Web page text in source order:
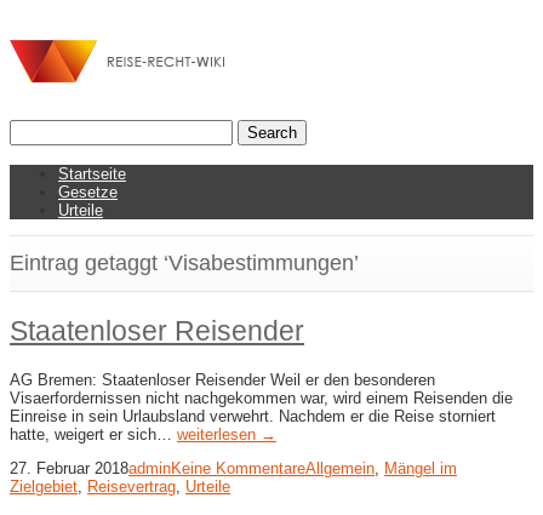
Startseite
Gesetze
Urteile
Eintrag getaggt ‘Visabestimmungen’
Staatenloser Reisender
AG Bremen: Staatenloser Reisender Weil er den besonderen
Visaerfordernissen nicht nachgekommen war, wird einem Reisenden die
Einreise in sein Urlaubsland verwehrt. Nachdem er die Reise storniert
hatte, weigert er sich… weiterlesen →
27. Februar 2018adminKeine KommentareAllgemein, Mängel im
Zielgebiet, Reisevertrag, Urteile